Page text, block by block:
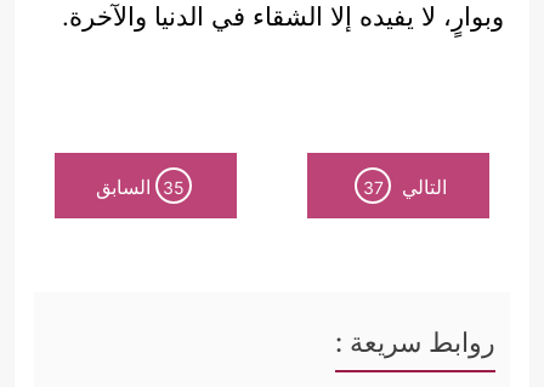
وبوارٍ، لا يفيده إلا الشقاء في الدنيا والآخرة.
التالي 37
35 السابق
روابط سريعة :